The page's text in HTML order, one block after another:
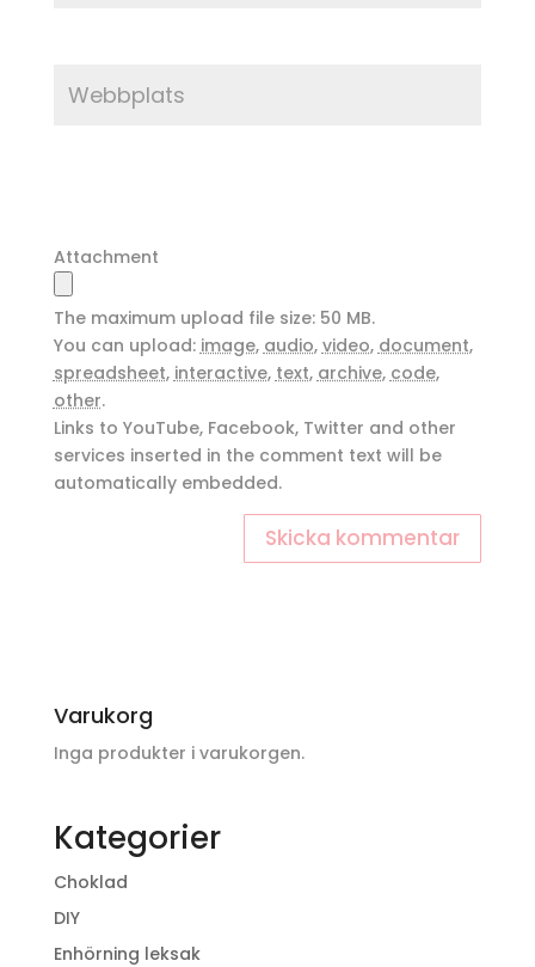
Attachment
The maximum upload file size: 50 MB.
You can upload: image, audio, video, document,
spreadsheet, interactive, text, archive, code,
other.
Links to YouTube, Facebook, Twitter and other
services inserted in the comment text will be
automatically embedded.
Varukorg
Inga produkter i varukorgen.
Kategorier
Choklad
DIY
Enhörning leksak